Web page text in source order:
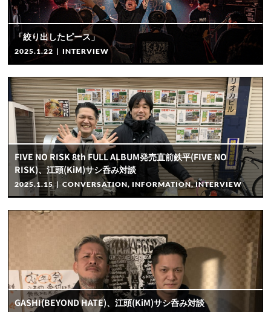
「絞り出したピース」
2025.1.22 | INTERVIEW
FIVE NO RISK 8th FULL ALBUM発売直前鉄平(FIVE NO
RISK)、江頭(KiM)サシ呑み対談
2025.1.15 | CONVERSATION,INFORMATION,INTERVIEW
GASHI(BEYOND HATE)、江頭(KiM)サシ呑み対談